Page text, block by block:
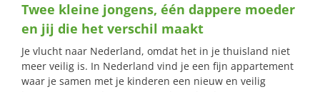
naar:
Twee kleine jongens, één dappere moeder
en jij die het verschil maakt
Je vlucht naar Nederland, omdat het in je thuisland niet
meer veilig is. In Nederland vind je een fijn appartement
waar je samen met je kinderen een nieuw en veilig